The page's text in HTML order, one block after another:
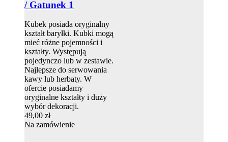
/ Gatunek 1
Kubek posiada oryginalny
kształt baryłki. Kubki mogą
mieć różne pojemności i
kształty. Występują
pojedynczo lub w zestawie.
Najlepsze do serwowania
kawy lub herbaty. W
ofercie posiadamy
oryginalne kształty i duży
wybór dekoracji.
49,00 zł
Na zamówienie